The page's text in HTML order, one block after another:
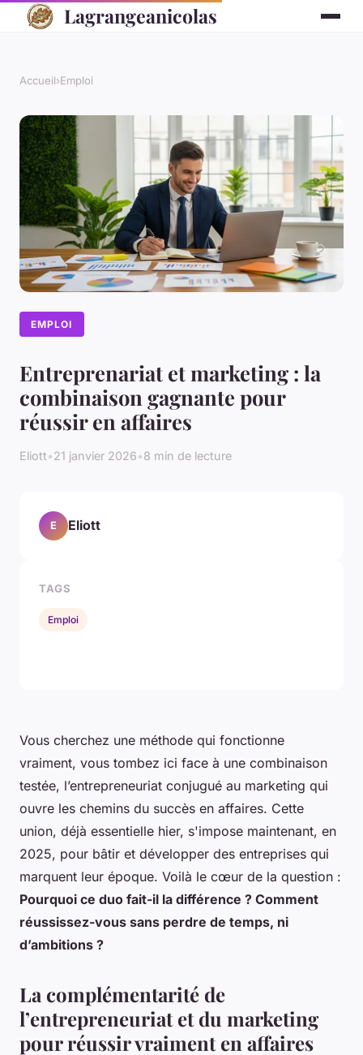
Lagrangeanicolas
Accueil›Emploi
EMPLOI
Entreprenariat et marketing : la
combinaison gagnante pour
réussir en affaires
Eliott•21 janvier 2026•8 min de lecture
Vous cherchez une méthode qui fonctionne
vraiment, vous tombez ici face à une combinaison
testée, l’entrepreneuriat conjugué au marketing qui
ouvre les chemins du succès en affaires. Cette
union, déjà essentielle hier, s'impose maintenant, en
2025, pour bâtir et développer des entreprises qui
marquent leur époque. Voilà le cœur de la question :
Pourquoi ce duo fait-il la différence ? Comment
réussissez-vous sans perdre de temps, ni
d’ambitions ?
La complémentarité de
l’entrepreneuriat et du marketing
pour réussir vraiment en affaires
E Eliott
TAGS
Emploi